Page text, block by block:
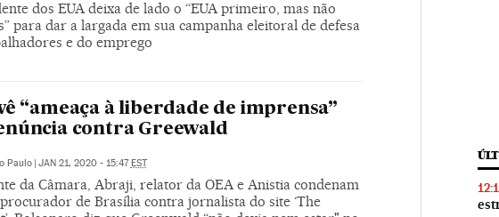
dos EUA deixa de lado o “EUA primeiro, mas não
para dar a largada em sua campanha eleitoral de defesa
e do emprego
“ameaça à liberdade de imprensa”
contra Greewald
Paulo | JAN 21, 2020 - 15:47EST
da Câmara, Abraji, relator da OEA e Anistia condenam
de Brasília contra jornalista do site ‘The